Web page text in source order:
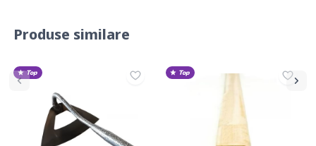
Produse similare
Top Top